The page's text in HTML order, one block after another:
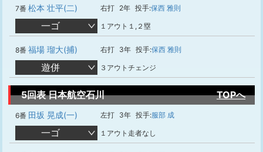
7番 松本 壮平(二) 右打 2年 投手:保西 雅則
一ゴ １アウト１,２塁
8番 福場 瑠大(捕) 右打 3年 投手:保西 雅則
遊併 ３アウトチェンジ
5回表 日本航空石川 TOPへ
6番 田坂 晃成(一) 左打 3年 投手:服部 成
一ゴ １アウト走者なし